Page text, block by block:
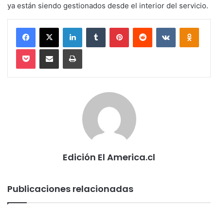
ya están siendo gestionados desde el interior del servicio.
Facebook
X LinkedInTumblr PinterestReddit VKontakte
Pocket Compartir via email Imprimir
Edición El America.cl
Publicaciones relacionadas